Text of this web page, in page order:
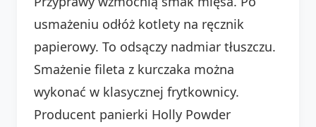
usmażeniu odłóż kotlety na ręcznik
papierowy. To odsączy nadmiar tłuszczu.
Smażenie fileta z kurczaka można
wykonać w klasycznej frytkownicy.
Producent panierki Holly Powder